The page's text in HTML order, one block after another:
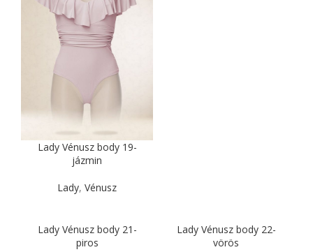
Lady Vénusz body 19-
jázmin
Lady, Vénusz
Lady Vénusz body 21-
piros
Lady Vénusz body 22-
vörös